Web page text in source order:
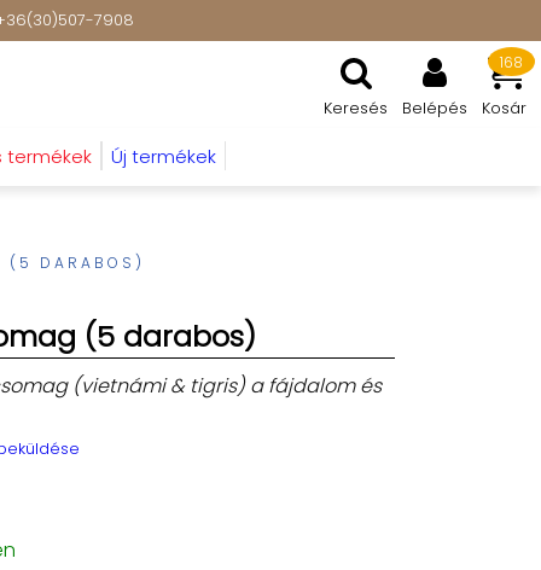
7908
Keresés Belépés Kosár
168
termékek Új termékek
(5 DARABOS)
(5 darabos)
(vietnámi & tigris) a fájdalom és